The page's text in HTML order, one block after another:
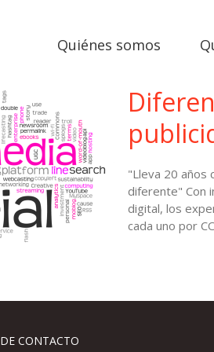
Quiénes somos
"Lleva 20 años
diferente" Con
digital, los
cada uno por
CONTACTO